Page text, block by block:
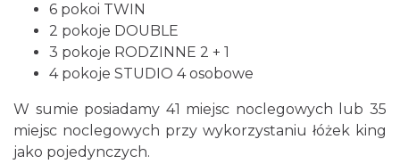
6 pokoi TWIN
2 pokoje DOUBLE
3 pokoje RODZINNE 2 + 1
4 pokoje STUDIO 4 osobowe
W sumie posiadamy 41 miejsc noclegowych lub 35
miejsc noclegowych przy wykorzystaniu łóżek king
jako pojedynczych.